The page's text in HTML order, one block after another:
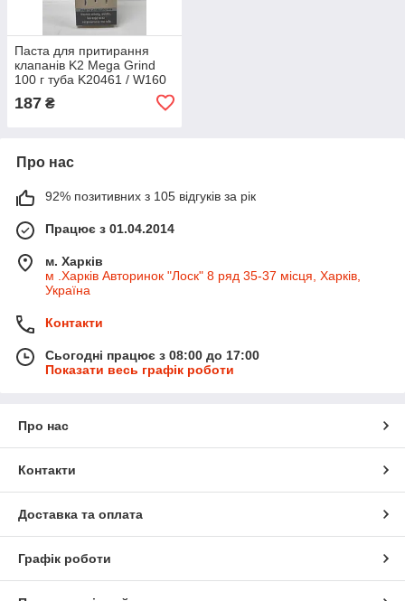
Паста для притирання
клапанів K2 Mega Grind
100 г туба K20461 / W160
187 ₴
Про нас
92% позитивних з 105 відгуків за рік
Працює з 01.04.2014
м. Харків
м .Харків Авторинок "Лоск" 8 ряд 35-37 місця, Харків,
Україна
Контакти
Сьогодні працює з 08:00 до 17:00
Показати весь графік роботи
Про нас
Контакти
Доставка та оплата
Графік роботи